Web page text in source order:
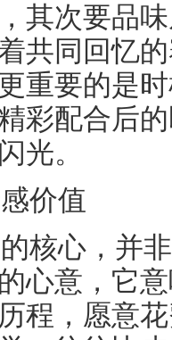
其次要品
共同回忆
重要的是
彩配合后
光。
价值
核心，并
心意，它
程，愿意